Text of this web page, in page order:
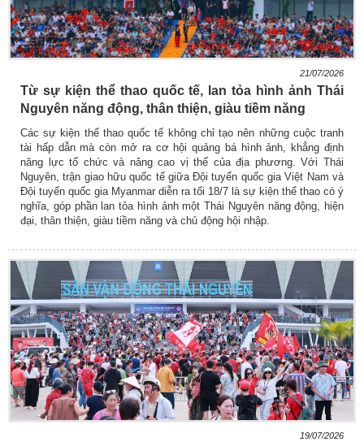
21/07/2026
Từ sự kiện thể thao quốc tế, lan tỏa hình ảnh Thái
Nguyên năng động, thân thiện, giàu tiềm năng
Các sự kiện thể thao quốc tế không chỉ tạo nên những cuộc tranh
tài hấp dẫn mà còn mở ra cơ hội quảng bá hình ảnh, khẳng định
năng lực tổ chức và nâng cao vị thế của địa phương. Với Thái
Nguyên, trận giao hữu quốc tế giữa Đội tuyển quốc gia Việt Nam và
Đội tuyển quốc gia Myanmar diễn ra tối 18/7 là sự kiện thể thao có ý
nghĩa, góp phần lan tỏa hình ảnh một Thái Nguyên năng động, hiện
đại, thân thiện, giàu tiềm năng và chủ động hội nhập.
19/07/2026